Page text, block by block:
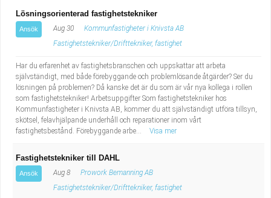
Lösningsorienterad fastighetstekniker
Ansök Aug 30
Kommunfastigheter i Knivsta AB
Fastighetstekniker/Drifttekniker, fastighet
Har du erfarenhet av fastighetsbranschen och uppskattar att arbeta
självständigt, med både förebyggande och problemlösande åtgärder? Ser du
lösningen på problemen? Då kanske det är du som är vår nya kollega i rollen
som fastighetstekniker! Arbetsuppgifter Som fastighetstekniker hos
Kommunfastigheter i Knivsta AB, kommer du att självständigt utföra tillsyn,
skötsel, felavhjälpande underhåll och reparationer inom vårt
fastighetsbestånd. Förebyggande arbe...
Visa mer
Fastighetstekniker till DAHL
Ansök Aug 8
Prowork Bemanning AB
Fastighetstekniker/Drifttekniker, fastighet